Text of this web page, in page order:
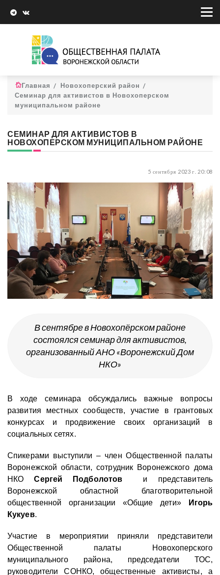
Главная
Новохоперский район
Семинар для активистов в Новохоперском
муниципальном районе
СЕМИНАР ДЛЯ АКТИВИСТОВ В
НОВОХОПЕРСКОМ МУНИЦИПАЛЬНОМ РАЙОНЕ
5 сентября 2023 г. 20:08
В сентябре в Новохопёрском районе
состоялся семинар для активистов,
организованный АНО «Воронежский Дом
НКО»
В ходе семинара
обсуждались важные вопросы
развития местных сообществ, участие в грантовых
конкурсах и продвижение своих организаций в
социальных сетях.
Спикерами выступили – член Общественной палаты
Воронежской области, сотрудник Воронежского дома
НКОСергей Подболотов
и представитель
Воронежской областной благотворительной
общественной организации «Общие дети»
Игорь
Кукуев.
Участие в мероприятии приняли представители
Общественной палаты Новохоперского
муниципального района, председатели ТОС,
руководители СОНКО, общественные активисты, а